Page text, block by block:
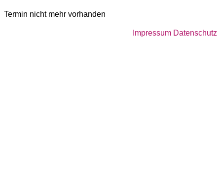
Termin nicht mehr vorhanden
Impressum Datenschutz